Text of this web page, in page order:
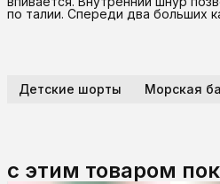
по талии. Спереди два больших
Детские шорты Морская
с этим товаром